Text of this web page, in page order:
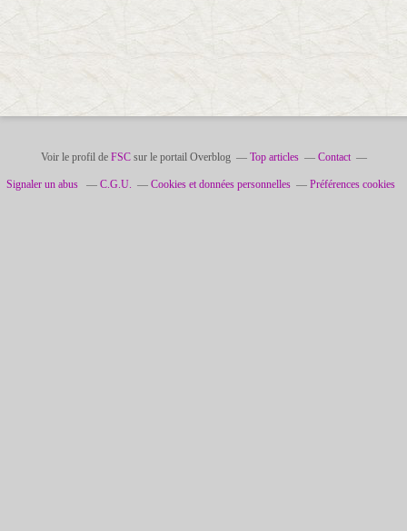
Voir le profil de FSCsur le portail Overblog Top articles Contact
Signaler un abus C.G.U. Cookies et données personnelles Préférences cookies